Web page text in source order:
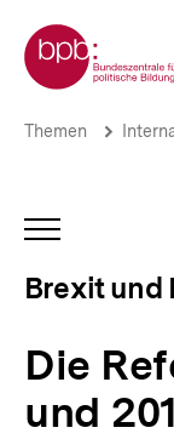
zum
Seiteninhalt
springen
Zur Startseite der bpb
Die
2016
im
Vergleich
und
britische
Themen
Brexit und
Die
und